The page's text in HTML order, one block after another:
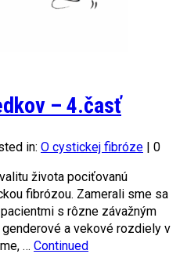
– 4.časť
in: O cystickej fibróze | 0
života pociťovanú
fibrózou. Zamerali sme sa
s rôzne závažným
a vekové rozdiely v
… Continued